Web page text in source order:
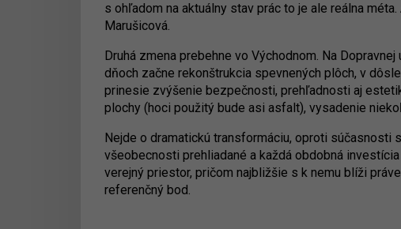
s ohľadom na aktuálny stav prác to je ale reálna
Marušicová.
Druhá zmena prebehne vo Východnom. Na
dňoch začne rekonštrukcia spevnených plôch, v
prinesie zvýšenie bezpečnosti, prehľadnosti aj
plochy (hoci použitý bude asi asfalt), vysadenie
Nejde o dramatickú transformáciu, oproti súčasnosti
všeobecnosti prehliadané a každá obdobná
verejný priestor, pričom najbližšie s k nemu blíži
referenčný bod.